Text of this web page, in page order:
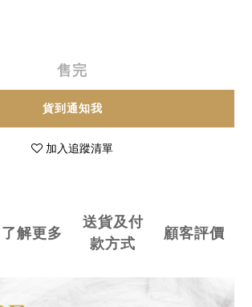
售完
貨到通知我
加入追蹤清單
了解更多
送貨及付
款方式
顧客評價